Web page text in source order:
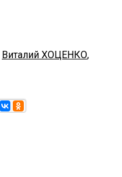
Виталий ХОЦЕНКО,